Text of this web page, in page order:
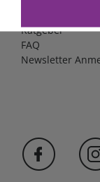
Ratgeber
FAQ
Newsletter